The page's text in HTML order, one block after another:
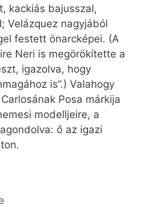
kackiás bajusszal,
Velázquez nagyjából
festett önarcképei. (A
Neri is megörökítette a
igazolva, hogy
is”.) Valahogy
Posa márkĳa
modelljeire, a
ő az igazi